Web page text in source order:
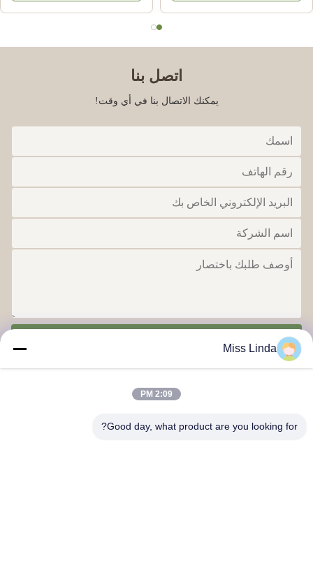
اتصل بنا
يمكنك الاتصال بنا في أي وقت!
Miss Linda
2:09 PM
Good day, what product are you looking for?